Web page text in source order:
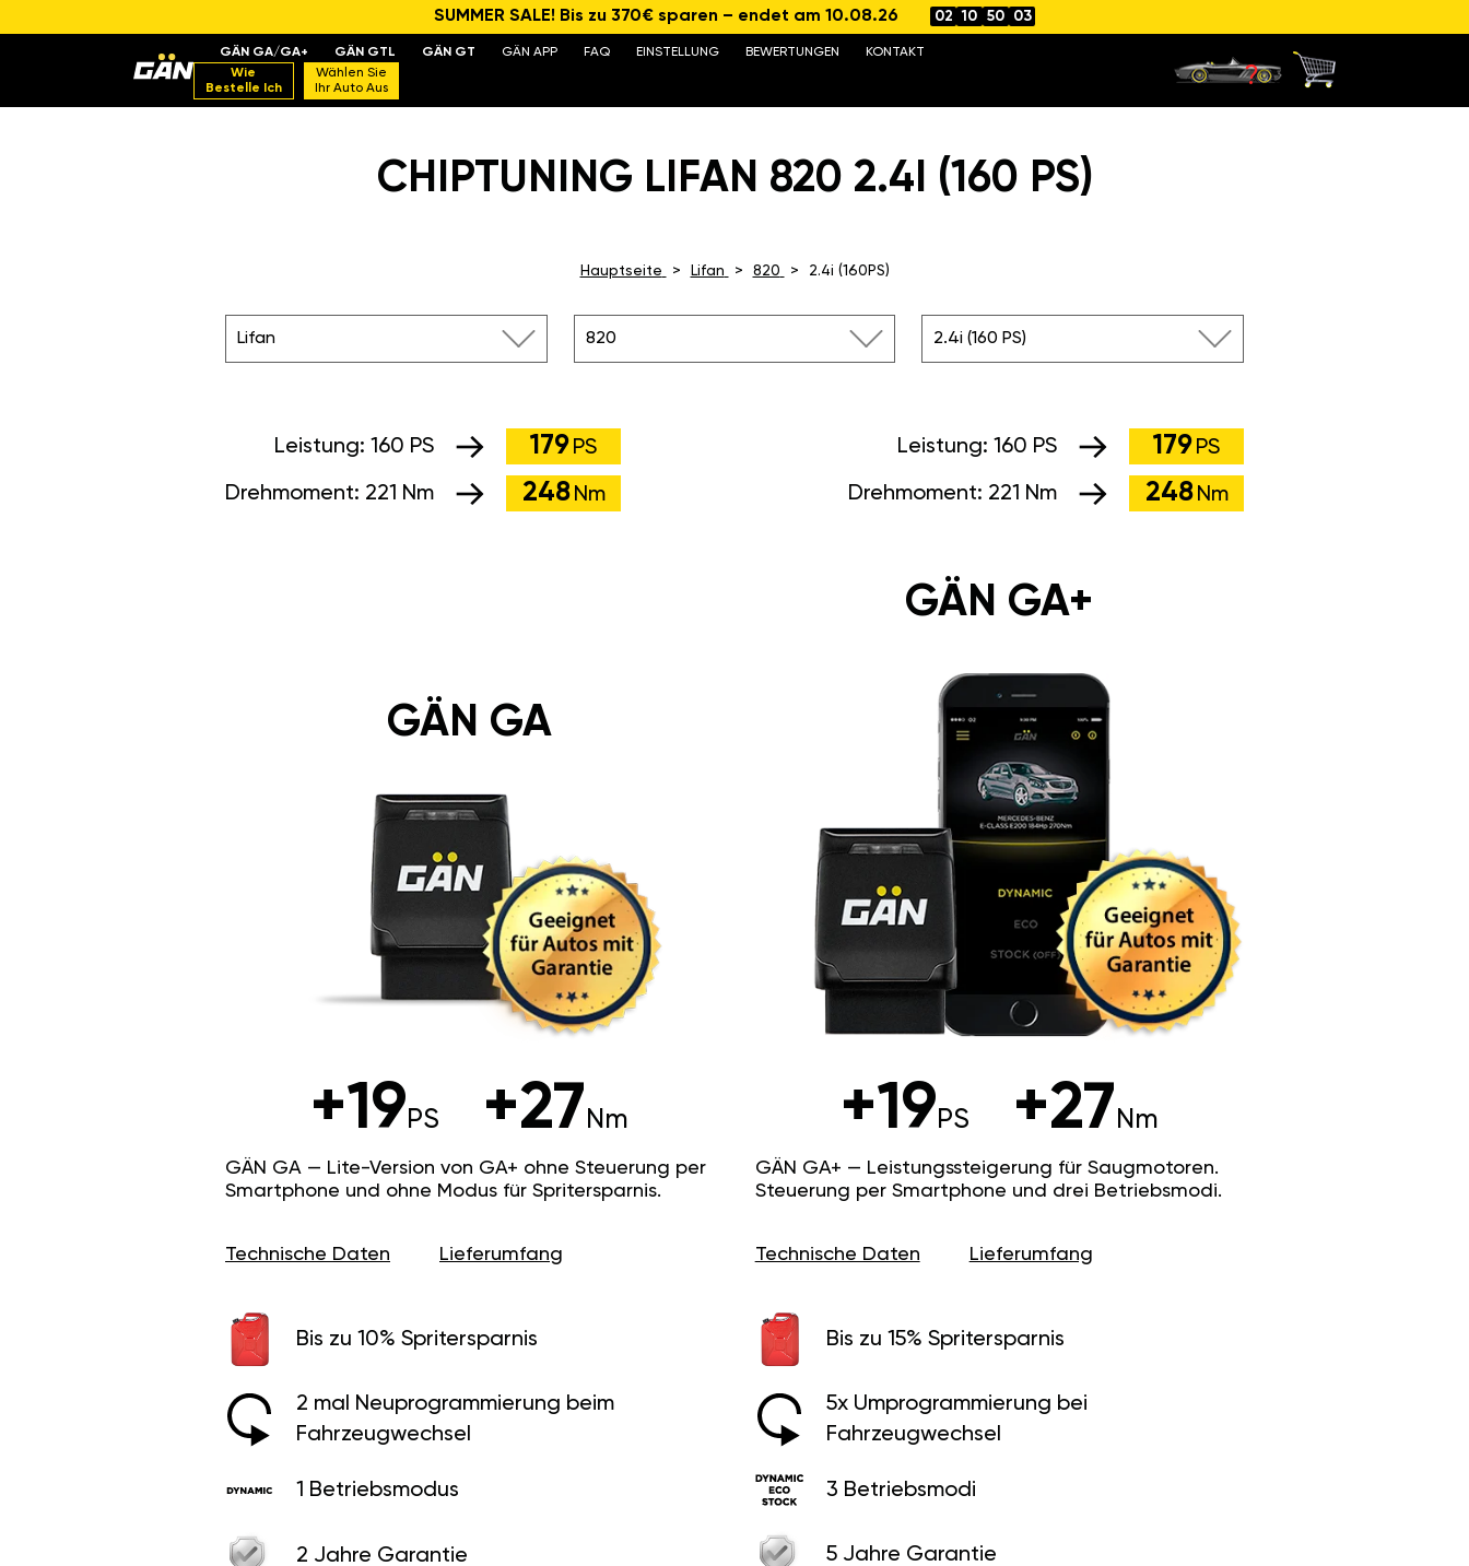
SUMMER SALE! Bis zu 370€ sparen – endet am 10.08.26 02 10 50 02
GÄN GA/GA+ GÄN GTL GÄN GT GÄN APP FAQ EINSTELLUNG BEWERTUNGEN
KONTAKT
Wie
Bestelle Ich
Wählen Sie
Ihr Auto Aus
CHIPTUNING LIFAN 820 2.4I (160 PS)
Hauptseite Lifan 820 2.4i (160PS)
Lifan 820 2.4i (160 PS)
Leistung: 160 PS 179 PS
Drehmoment: 221 Nm 248 Nm
Leistung: 160 PS 179 PS
Drehmoment: 221 Nm 248 Nm
GÄN GA+
+19PS +27Nm
GÄN GA+ — Leistungssteigerung für Saugmotoren.
Steuerung per Smartphone und drei Betriebsmodi.
Technische Daten Lieferumfang
Bis zu 15% Spritersparnis
5x Umprogrammierung bei
Fahrzeugwechsel
3 Betriebsmodi
5 Jahre Garantie
GÄN GA
+19PS +27Nm
GÄN GA — Lite-Version von GA+ ohne Steuerung per
Smartphone und ohne Modus für Spritersparnis.
Technische Daten Lieferumfang
Bis zu 10% Spritersparnis
2 mal Neuprogrammierung beim
Fahrzeugwechsel
1 Betriebsmodus
2 Jahre Garantie